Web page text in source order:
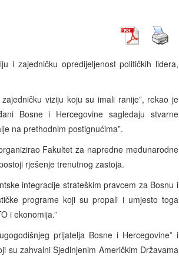
i zajedničku opredijeljenost političkih lidera,
viziju koju su imali ranije”, rekao je
Bosne i Hercegovine sagledaju stvarne
na prethodnim postignućima”.
Fakultet za napredne međunarodne
rješenje trenutnog zastoja.
integracije strateškim pravcem za Bosnu i
programe koji su propali i umjesto toga
i ekonomija.”
prijatelja Bosne i Hercegovine” i
su zahvalni Sjedinjenim Američkim Državama